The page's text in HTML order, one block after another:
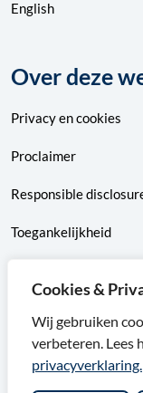
Cookies &
Wij gebruiken
verbeteren. Lees
privacyverklaring.
English
Over deze
Privacyencookies
Proclaimer
Responsible
Toegankelijkheid
F
a
X
v